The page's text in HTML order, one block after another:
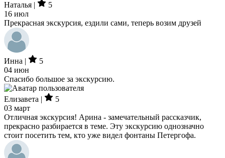
Наталья |
5
16 июл
Прекрасная экскурсия, ездили сами, теперь возим друзей
Инна |
5
04 июн
Спасибо большое за экскурсию.
Елизавета |
5
03 март
Отличная экскурсия! Арина - замечательный рассказчик,
прекрасно разбирается в теме. Эту экскурсию однозначно
стоит посетить тем, кто уже видел фонтаны Петергофа.